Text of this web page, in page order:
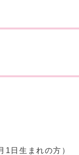
日生まれの方）